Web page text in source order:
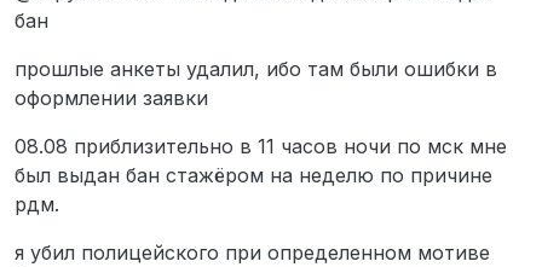
бан
прошлые анкеты удалил, ибо там были ошибки в
оформлении заявки
08.08 приблизительно в 11 часов ночи по мск мне
был выдан бан стажёром на неделю по причине
рдм.
я убил полицейского при определенном мотиве